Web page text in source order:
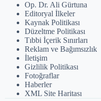
Op. Dr. Ali Gürtuna
Editoryal İlkeler
Kaynak Politikası
Düzeltme Politikası
Tıbbi İçerik Sınırları
Reklam ve Bağımsızlık
İletişim
Gizlilik Politikası
Fotoğraflar
Haberler
XML Site Haritası